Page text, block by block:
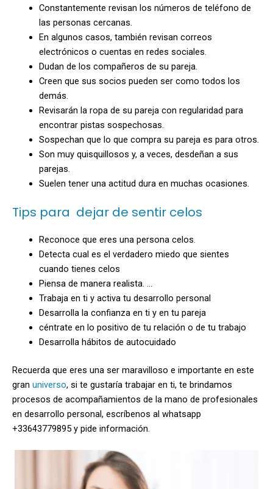
Constantemente revisan los números de teléfono de
las personas cercanas.
En algunos casos, también revisan correos
electrónicos o cuentas en redes sociales.
Dudan de los compañeros de su pareja.
Creen que sus socios pueden ser como todos los
demás.
Revisarán la ropa de su pareja con regularidad para
encontrar pistas sospechosas.
Sospechan que lo que compra su pareja es para otros.
Son muy quisquillosos y, a veces, desdeñan a sus
parejas.
Suelen tener una actitud dura en muchas ocasiones.
Tips para dejar de sentir celos
Reconoce que eres una persona celos.
Detecta cual es el verdadero miedo que sientes
cuando tienes celos
Piensa de manera realista. …
Trabaja en ti y activa tu desarrollo personal
Desarrolla la confianza en ti y en tu pareja
céntrate en lo positivo de tu relación o de tu trabajo
Desarrolla hábitos de autocuidado
Recuerda que eres una ser maravilloso e importante en este
gran universo, si te gustaría trabajar en ti, te brindamos
procesos de acompañamientos de la mano de profesionales
en desarrollo personal, escríbenos al whatsapp
+33643779895 y pide información.